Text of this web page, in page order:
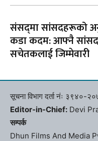
संसद्‌मा सांसदहरूको
कडा कदम: आफ्नै
सचेतकलाई जिम्मेवारी
सूचना विभाग दर्ता नंः ३९४०-
Editor-in-Chief: Devi
सम्पर्क
Dhun Films And Media